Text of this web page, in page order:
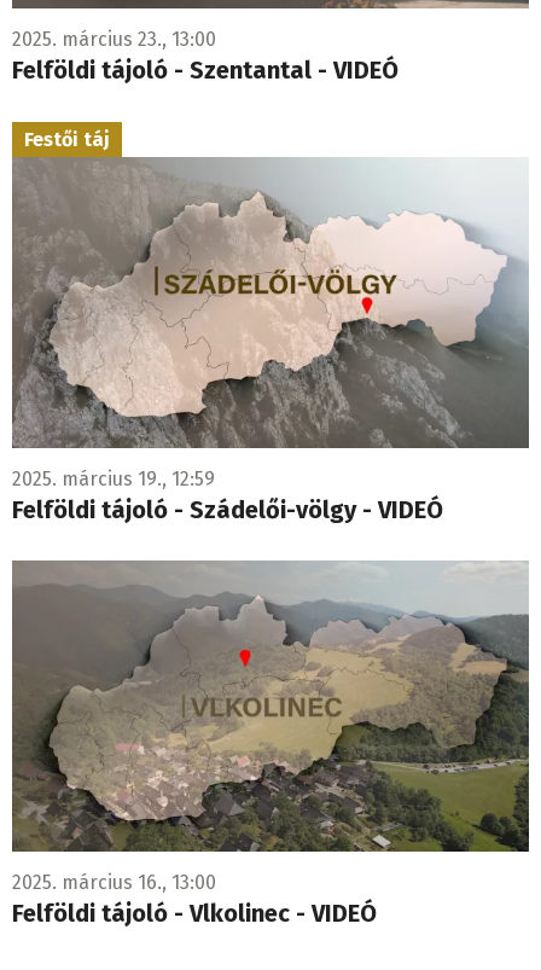
2025. március 23., 13:00
Felföldi tájoló - Szentantal - VIDEÓ
Festői táj
2025. március 19., 12:59
Felföldi tájoló - Szádelői-völgy - VIDEÓ
2025. március 16., 13:00
Felföldi tájoló - Vlkolinec - VIDEÓ